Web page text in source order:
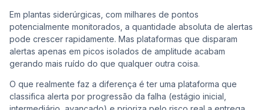
Em plantas siderúrgicas, com milhares de pontos
potencialmente monitorados, a quantidade absoluta de alertas
pode crescer rapidamente. Mas plataformas que disparam
alertas apenas em picos isolados de amplitude acabam
gerando mais ruído do que qualquer outra coisa.
O que realmente faz a diferença é ter uma plataforma que
classifica alerta por progressão da falha (estágio inicial,